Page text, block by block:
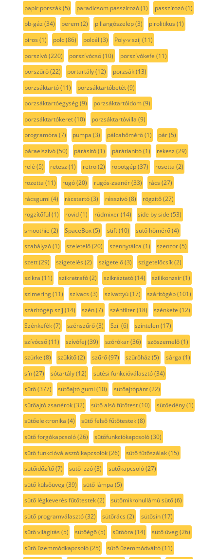
papír porszák(5) paradicsom passzírozó(1) passzírozó(1)
pb-gáz (34) perem(2) pillangószelep(3) pirolitikus (1)
piros (1) polc(86) polcél (3) Poly-v szíj (11)
porszívó(220) porszívócső(10) porszívókefe (11)
porszűrő(22) portartály(12) porzsák(13)
porzsáktartó(11) porzsáktartóbetét(9)
porzsáktartóegység(9) porzsáktartóidom(9)
porzsáktartókeret(10) porzsáktartóvilla (9)
programóra (7) pumpa (3) pálcahőmérő(1) pár(5)
páraelszívó(50) párásító(1) párátlanító(1) rekesz (29)
relé (5) retesz (1) retro(2) robotgép(37) rosetta (2)
rozetta (11) rugó(20) rugós-zsanér(33) rács (27)
rácsgumi (4) rácstartó(3) résszívó(8) rögzítő(27)
rögzítőfül (1) rövid(1) rúdmixer(14) side by side (53)
smoothie (2) SpaceBox(5) stift(10) sutő hőmérő(4)
szabályzó(1) szeletelő(20) szennytálca (1) szenzor(5)
szett(29) szigetelés (2) szigetelő(3) szigetelőcsík(2)
szikra (11) szikratrafó(2) szikráztató(14) szilikonzsír(1)
szimering(11) szivacs (3) szivattyú(17) szárítógép(101)
szárítógép szíj (14) szén(7) szénfilter(18) szénkefe (12)
Szénkefék(7) szénszűrő(3) Szíj (6) színtelen(17)
szívócső(11) szívófej (39) szórókar(36) szöszemelő(1)
szürke (8) szűkítő(2) szűrő(97) szűrőház (5) sárga (1)
sín(27) sótartály(12) sütési funkcióválasztó(34)
sütő(377) sütőajtó gumi (10) sütőajtópánt(22)
sütőajtó zsanérok(32) sütő alsó fűtőtest(10) sütőedény(1)
sütőelektronika (4) sütő felső fűtőtestek(8)
sütő forgókapcsoló(26) sütőfunkciókapcsoló(30)
sütő funkcióválasztó kapcsolók(26) sütő fűtőszálak(15)
sütőidőzítő(7) sütő izzó(3) sütőkapcsoló(27)
sütő külsőüveg(39) sütő lámpa (5)
sütő légkeverés fűtőtestek(2) sütőmikrohullámú sütő(6)
sütő programválasztó(32) sütőrács (2) sütősín(17)
sütő világítás (5) sütőégő(5) sütőóra (14) sütő üveg(26)
sütő üzemmódkapcsoló(25) sütő üzemmódváltó(11)